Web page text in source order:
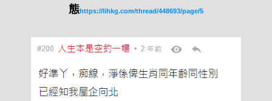
態https://lihkg.com/thread/448693/page/5